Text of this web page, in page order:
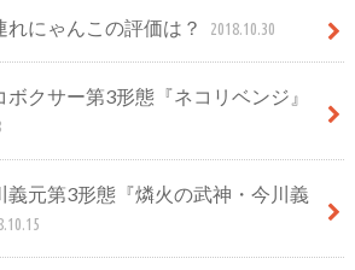
にゃんこの評価は？ 2018.10.30
クサー第3形態『ネコリベンジ』
義元第3形態『燐火の武神・今川義